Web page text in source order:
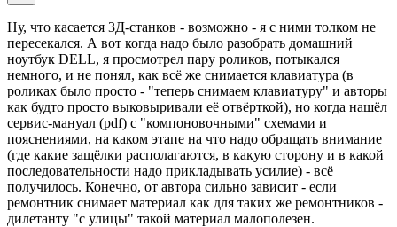
Ну, что касается 3Д-станков - возможно - я с ними толком не
пересекался. А вот когда надо было разобрать домашний
ноутбук DELL, я просмотрел пару роликов, потыкался
немного, и не понял, как всё же снимается клавиатура (в
роликах было просто - "теперь снимаем клавиатуру" и авторы
как будто просто выковыривали её отвёрткой), но когда нашёл
сервис-мануал (pdf) с "компоновочными" схемами и
пояснениями, на каком этапе на что надо обращать внимание
(где какие защёлки располагаются, в какую сторону и в какой
последовательности надо прикладывать усилие) - всё
получилось. Конечно, от автора сильно зависит - если
ремонтник снимает материал как для таких же ремонтников -
дилетанту "с улицы" такой материал малополезен.